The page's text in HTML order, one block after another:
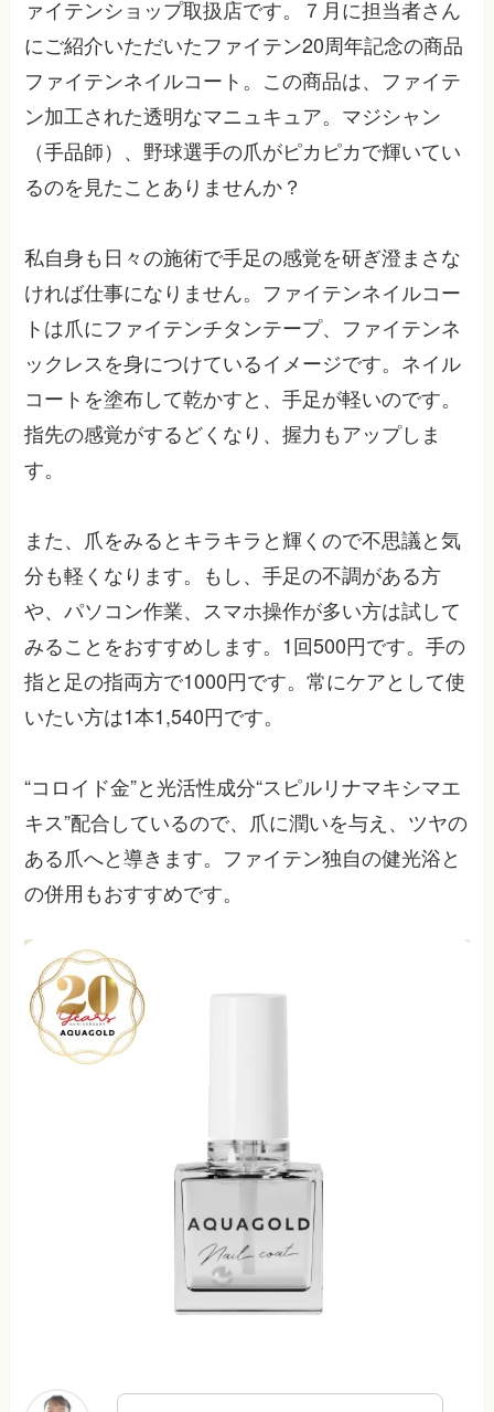
ァイテンショップ取扱店です。７月に担当者さん
にご紹介いただいたファイテン20周年記念の商品
ファイテンネイルコート。この商品は、ファイテ
ン加工された透明なマニュキュア。マジシャン
（手品師）、野球選手の爪がピカピカで輝いてい
るのを見たことありませんか？
私自身も日々の施術で手足の感覚を研ぎ澄まさな
ければ仕事になりません。ファイテンネイルコー
トは爪にファイテンチタンテープ、ファイテンネ
ックレスを身につけているイメージです。ネイル
コートを塗布して乾かすと、手足が軽いのです。
指先の感覚がするどくなり、握力もアップしま
す。
また、爪をみるとキラキラと輝くので不思議と気
分も軽くなります。もし、手足の不調がある方
や、パソコン作業、スマホ操作が多い方は試して
みることをおすすめします。1回500円です。手の
指と足の指両方で1000円です。常にケアとして使
いたい方は1本1,540円です。
“コロイド金”と光活性成分“スピルリナマキシマエ
キス”配合しているので、爪に潤いを与え、ツヤの
ある爪へと導きます。ファイテン独自の健光浴と
の併用もおすすめです。